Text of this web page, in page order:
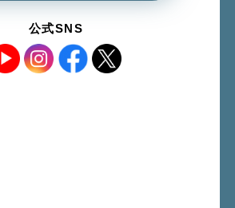
公式SNS